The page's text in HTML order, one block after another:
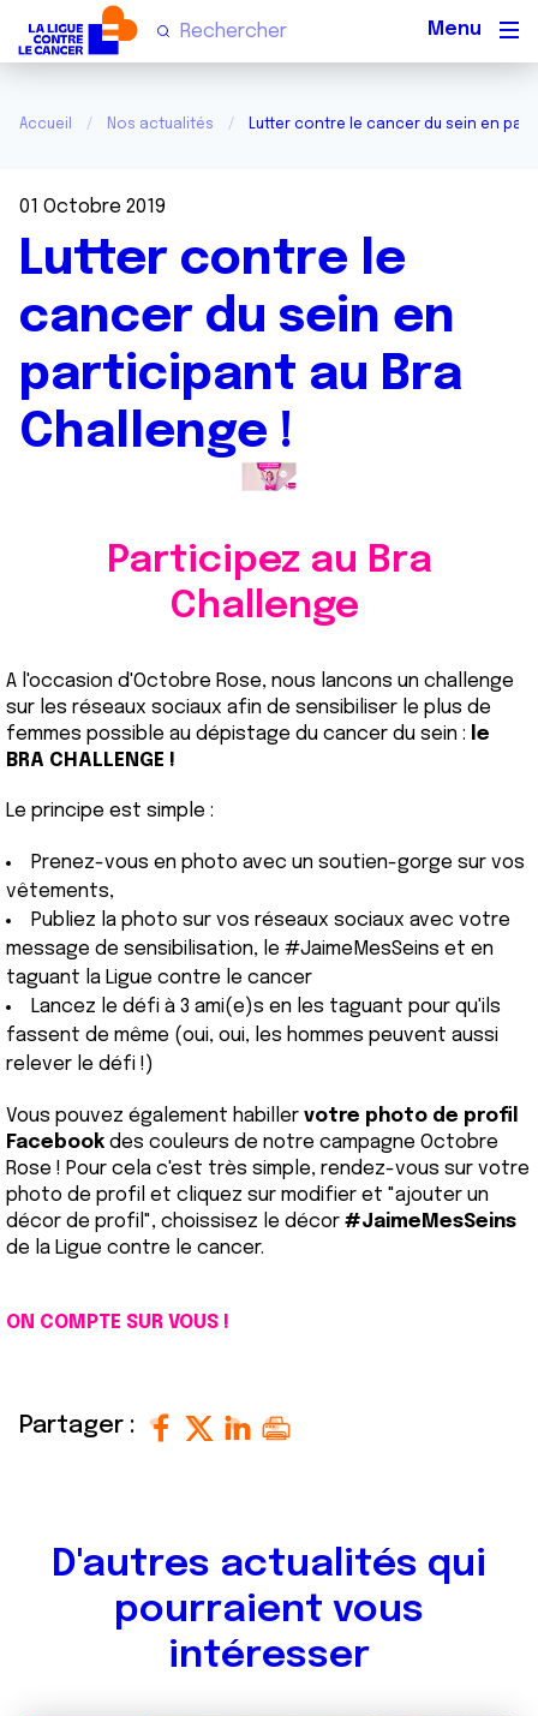
Accueil Nos actualités Lutter contre le cancer du sein en
01 Octobre 2019
Lutter contre le
cancer du sein en
participant au Bra
Challenge !
Participez au Bra
Challenge
A l'occasion d'Octobre Rose, nous lancons un challenge
sur les réseaux sociaux afin de sensibiliser le plus de
femmes possible au dépistage du cancer du sein : le
BRA CHALLENGE !
Le principe est simple :
Prenez-vous en photo avec un soutien-gorge sur vos
vêtements,
Publiez la photo sur vos réseaux sociaux avec votre
message de sensibilisation, le #JaimeMesSeins et en
taguant la Ligue contre le cancer
Lancez le défi à 3 ami(e)s en les taguant pour qu'ils
fassent de même (oui, oui, les hommes peuvent aussi
relever le défi !)
Vous pouvez également habiller votre photo de profil
Facebook des couleurs de notre campagne Octobre
Rose ! Pour cela c'est très simple, rendez-vous sur votre
photo de profil et cliquez sur modifier et "ajouter un
décor de profil", choissisez le décor #JaimeMesSeins
de la Ligue contre le cancer.
ON COMPTE SUR VOUS !
Partager :
D'autres actualités qui
pourraient vous
intéresser